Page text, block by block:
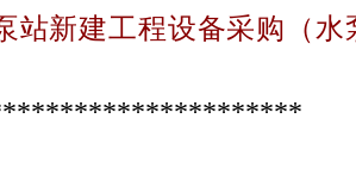
新建工程设备采购（